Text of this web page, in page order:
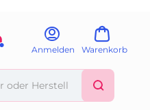
Anmelden Warenkorb